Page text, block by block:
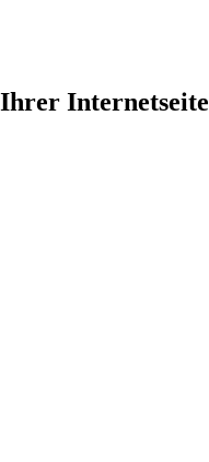
Internetseite